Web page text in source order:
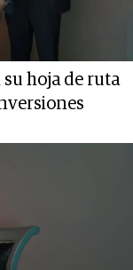
hoja de ruta